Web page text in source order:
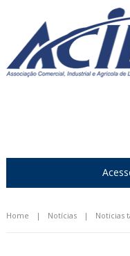
Home | Notícias | Noticias